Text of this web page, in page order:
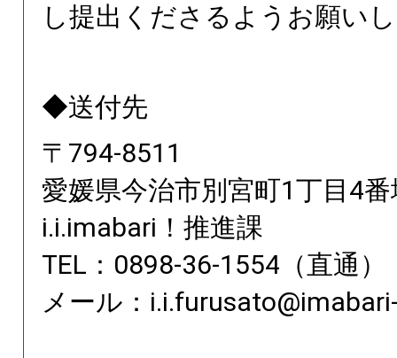
し提出くださるようお願い
◆送付先
〒 794-8511
愛媛県今治市別宮町1丁目4番
i.i.imabari！推進課
TEL：0898-36-1554（直通）
メール：